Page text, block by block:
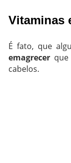
Vitaminas
É fato, que
emagrecerque
cabelos.